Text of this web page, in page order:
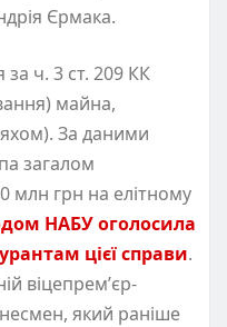
Єрмака.
за ч. 3 ст. 209 КК
майна,
За даними
загалом
млн грн на елітному
НАБУ оголосила
цієї справи.
віцепремʼєр-
який раніше